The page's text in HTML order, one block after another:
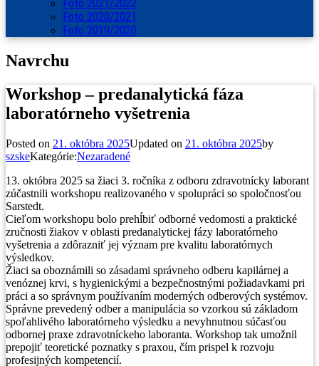
Foto 2021/2022
Foto 2020/2021
Foto 2019/2020
Navrchu
Workshop – predanalytická fáza
laboratórneho vyšetrenia
Posted on 21. októbra 2025Updated on 21. októbra 2025by
szskeKategórie:Nezaradené
13. októbra 2025 sa žiaci 3. ročníka z odboru zdravotnícky laborant
zúčastnili workshopu realizovaného v spolupráci so spoločnosťou
Sarstedt.
Cieľom workshopu bolo prehĺbiť odborné vedomosti a praktické
zručnosti žiakov v oblasti predanalytickej fázy laboratórneho
vyšetrenia a zdôrazniť jej význam pre kvalitu laboratórnych
výsledkov.
Žiaci sa oboznámili so zásadami správneho odberu kapilárnej a
venóznej krvi, s hygienickými a bezpečnostnými požiadavkami pri
práci a so správnym používaním moderných odberových systémov.
Správne prevedený odber a manipulácia so vzorkou sú základom
spoľahlivého laboratórneho výsledku a nevyhnutnou súčasťou
odbornej praxe zdravotníckeho laboranta. Workshop tak umožnil
prepojiť teoretické poznatky s praxou, čím prispel k rozvoju
profesijných kompetencií.